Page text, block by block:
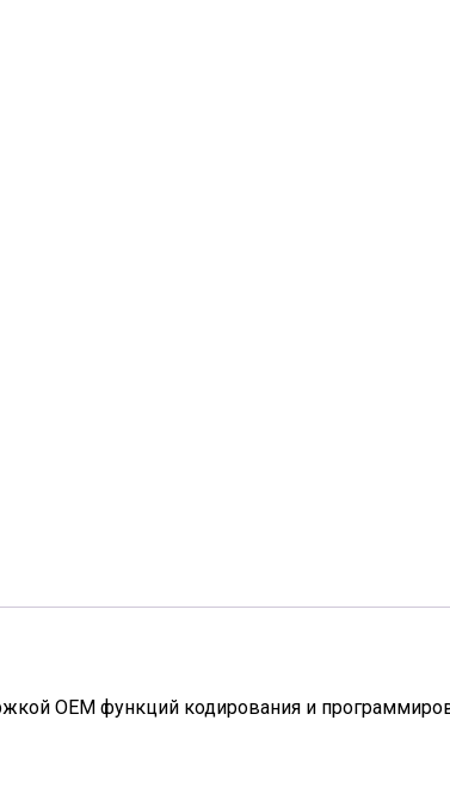
OEM функций кодирования и